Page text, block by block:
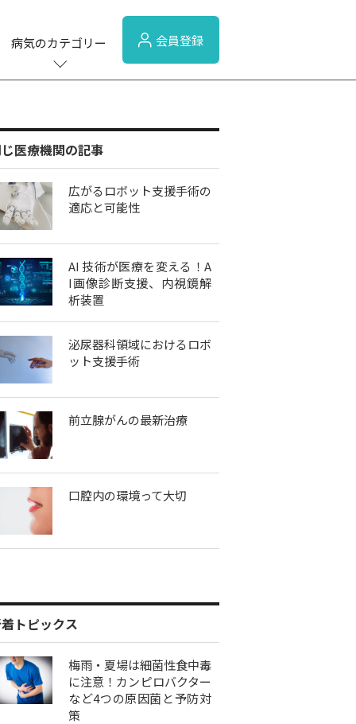
病気のカテゴリー 会員登録
医療機関の記事
広がるロボット支援手術の
適応と可能性
AI 技術が医療を変える！A
I画像診断支援、内視鏡解
析装置
泌尿器科領域におけるロボ
ット支援手術
前立腺がんの最新治療
口腔内の環境って大切
トピックス
梅雨・夏場は細菌性食中毒
に注意！カンピロバクター
など4つの原因菌と予防対
策